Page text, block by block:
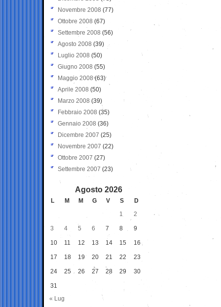
Novembre 2008 (77)
Ottobre 2008 (67)
Settembre 2008 (56)
Agosto 2008 (39)
Luglio 2008 (50)
Giugno 2008 (55)
Maggio 2008(63)
Aprile 2008 (50)
Marzo 2008 (39)
Febbraio 2008 (35)
Gennaio 2008 (36)
Dicembre 2007 (25)
Novembre 2007 (22)
Ottobre 2007 (27)
Settembre 2007 (23)
Agosto 2026
L M M G V S
D
1
2
3 4 5 6 7 8 9
10 11 12 13 14 15 16
17 18 19 20 21 22 23
24 25 26 27 28 29 30
31
« Lug